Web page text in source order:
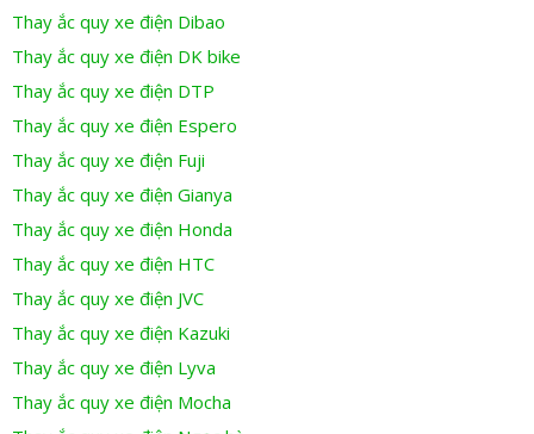
Thay ắc quy xe điện Dibao
Thay ắc quy xe điện DK bike
Thay ắc quy xe điện DTP
Thay ắc quy xe điện Espero
Thay ắc quy xe điện Fuji
Thay ắc quy xe điện Gianya
Thay ắc quy xe điện Honda
Thay ắc quy xe điện HTC
Thay ắc quy xe điện JVC
Thay ắc quy xe điện Kazuki
Thay ắc quy xe điện Lyva
Thay ắc quy xe điện Mocha